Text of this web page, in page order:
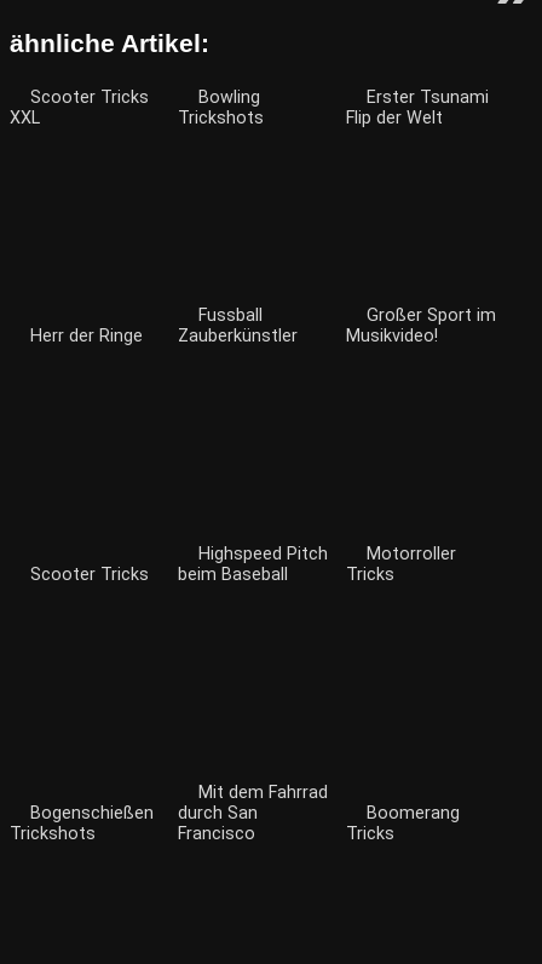
ähnliche Artikel:
Scooter Tricks
XXL
Bowling
Trickshots
Erster Tsunami
Flip der Welt
Herr der Ringe
Fussball
Zauberkünstler
Großer Sport im
Musikvideo!
Scooter Tricks
Highspeed Pitch
beim Baseball
Motorroller
Tricks
Bogenschießen
Trickshots
Mit dem Fahrrad
durch San
Francisco
Boomerang
Tricks